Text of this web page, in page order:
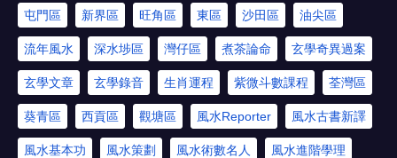
屯門區 新界區 旺角區 東區 沙田區 油尖區
流年風水 深水埗區 灣仔區 煮茶論命 玄學奇異過案
玄學文章 玄學錄音 生肖運程 紫微斗數課程 荃灣區
葵青區 西貢區 觀塘區 風水Reporter 風水古書新譯
風水基本功 風水策劃 風水術數名人 風水進階學理